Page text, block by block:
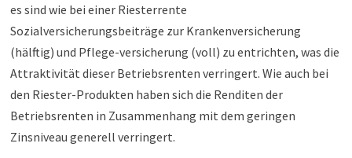
es sind wie bei einer Riesterrente
Sozialversicherungsbeiträge zur Krankenversicherung
(hälftig) und Pflege-versicherung (voll) zu entrichten, was die
Attraktivität dieser Betriebsrenten verringert. Wie auch bei
den Riester-Produkten haben sich die Renditen der
Betriebsrenten in Zusammenhang mit dem geringen
Zinsniveau generell verringert.